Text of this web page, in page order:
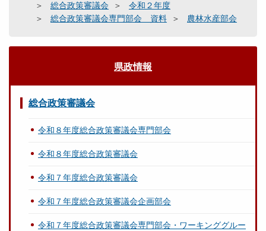
総合政策審議会
令和２年度
総合政策審議会専門部会 資料
農林水産部会
県政情報
総合政策審議会
令和８年度総合政策審議会専門部会
令和８年度総合政策審議会
令和７年度総合政策審議会
令和７年度総合政策審議会企画部会
令和７年度総合政策審議会専門部会・ワーキンググルー